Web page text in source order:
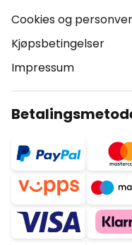
Cookies og
Kjøpsbetingelser
Impressum